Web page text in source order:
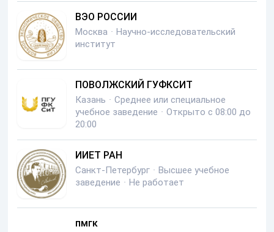
ВЭО РОССИИ
Москва · Научно-исследовательский
институт
ПОВОЛЖСКИЙ ГУФКСИТ
Казань · Среднее или специальное
учебное заведение · Открыто с 08:00 до
20:00
ИИЕТ РАН
Санкт-Петербург · Высшее учебное
заведение · Не работает
пмгк